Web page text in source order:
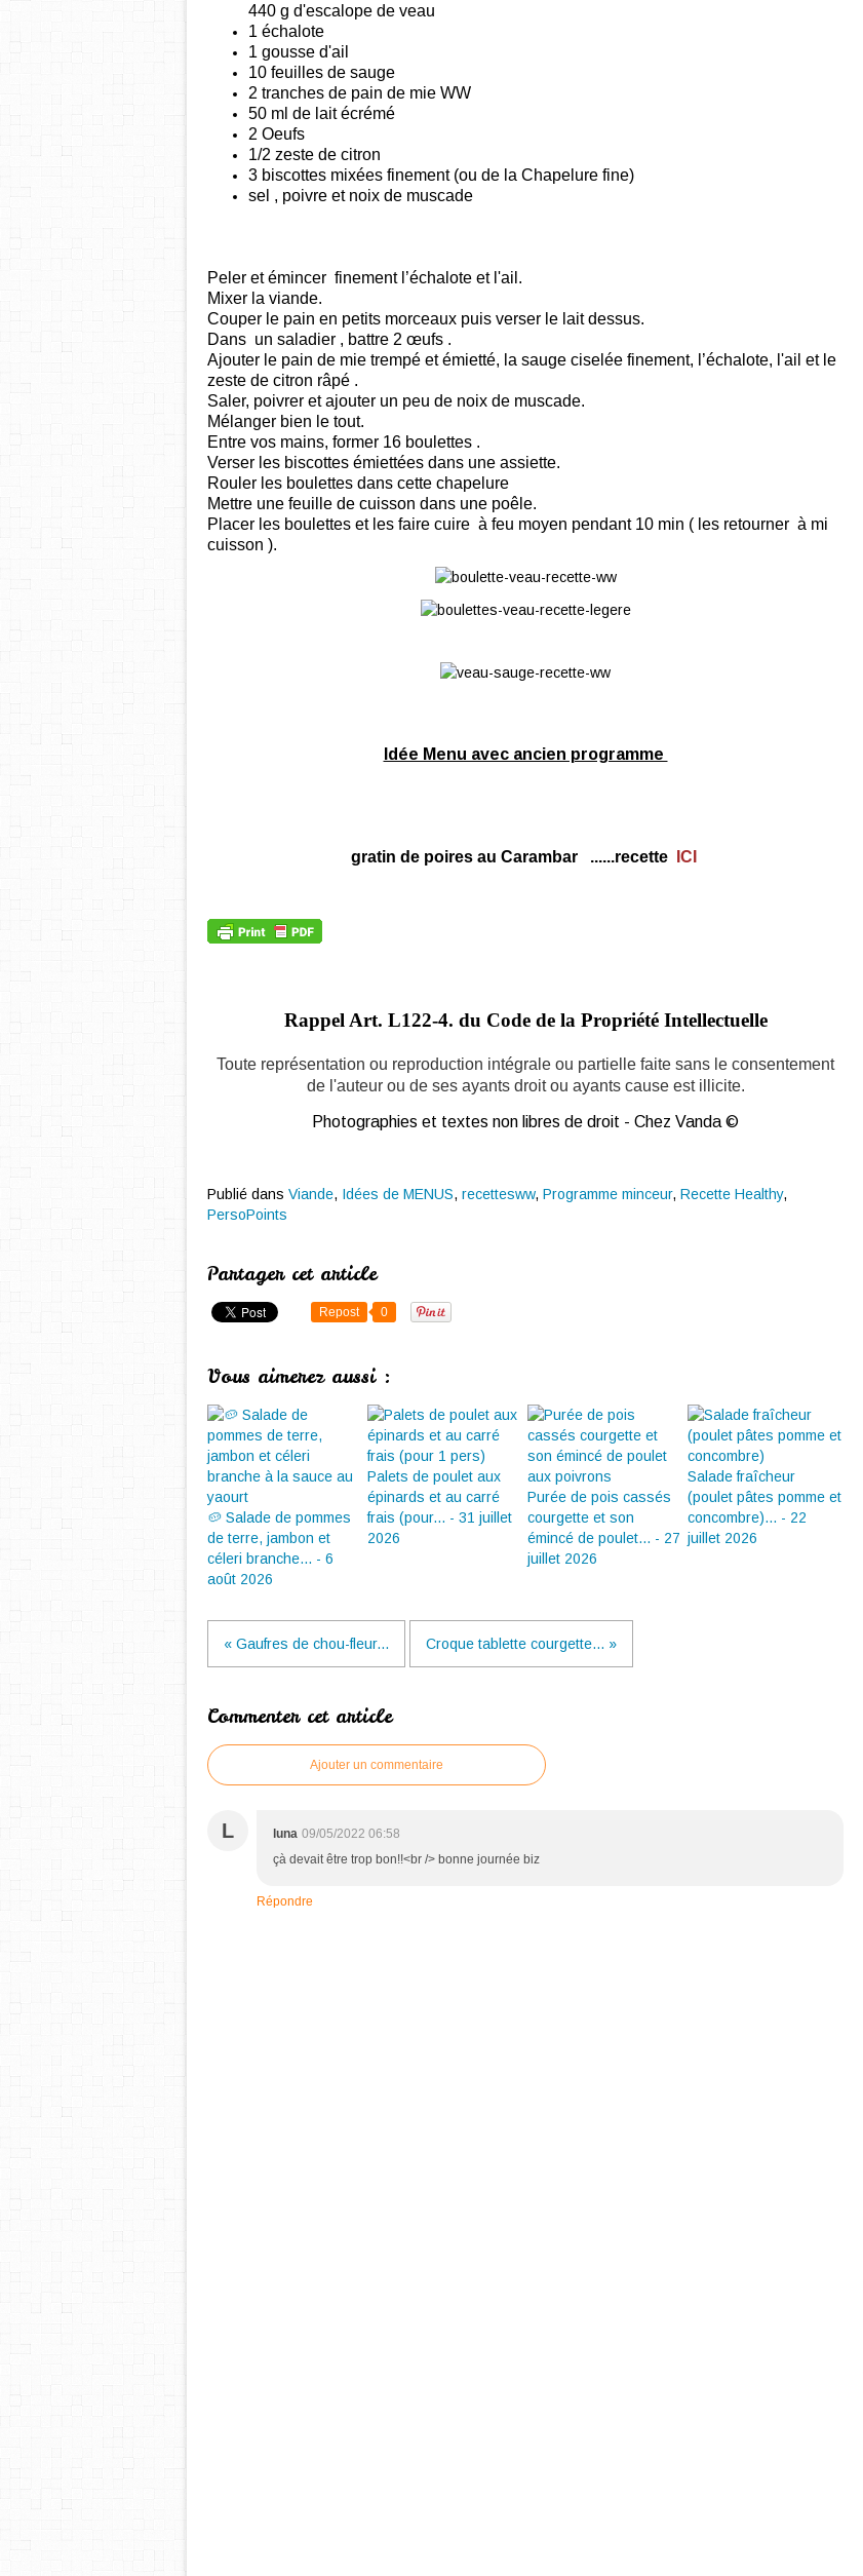
440 g d'escalope de veau
1 échalote
1 gousse d'ail
10 feuilles de sauge
2 tranches de pain de mie WW
50 ml de lait écrémé
2 Oeufs
1/2 zeste de citron
3 biscottes mixées finement (ou de la Chapelure fine)
sel , poivre et noix de muscade
Peler et émincer finement l’échalote et l'ail.
Mixer la viande.
Couper le pain en petits morceaux puis verser le lait dessus.
Dans un saladier , battre 2 œufs .
Ajouter le pain de mie trempé et émietté, la sauge ciselée finement, l’échalote, l'ail et le
zeste de citron râpé .
Saler, poivrer et ajouter un peu de noix de muscade.
Mélanger bien le tout.
Entre vos mains, former 16 boulettes .
Verser les biscottes émiettées dans une assiette.
Rouler les boulettes dans cette chapelure
Mettre une feuille de cuisson dans une poêle.
Placer les boulettes et les faire cuire à feu moyen pendant 10 min ( les retourner à mi
cuisson ).
Idée Menu avec ancien programme
gratin de poires au Carambar ......recette ICI
Rappel Art. L122-4. du Code de la Propriété Intellectuelle
Toute représentation ou reproduction intégrale ou partielle faite sans le consentement
de l'auteur ou de ses ayants droit ou ayants cause est illicite.
Photographies et textes non libres de droit - Chez Vanda ©
Publié dans Viande, Idées de MENUS, recettesww, Programme minceur, Recette Healthy,
PersoPoints
Partager cet article
Repost 0
Vous aimerez aussi :
🥔 Salade de pommes
de terre, jambon et
céleri branche... - 6
août 2026
Palets de poulet aux
épinards et au carré
frais (pour... - 31 juillet
2026
Purée de pois cassés
courgette et son
émincé de poulet... - 27
juillet 2026
Salade fraîcheur
(poulet pâtes pomme et
concombre)... - 22
juillet 2026
« Gaufres de chou-fleur... Croque tablette courgette... »
Commenter cet article
Ajouter un commentaire
L luna 09/05/2022 06:58
çà devait être trop bon!!<br /> bonne journée biz
Répondre